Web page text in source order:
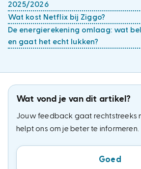
2025/2026
Wat kost Netflix bij Ziggo?
De energierekening omlaag: wat
en gaat het echt lukken?
Wat vond je van dit artikel?
Jouw feedback gaat rechtstreeks
helpt ons om je beter te informeren.
Goed